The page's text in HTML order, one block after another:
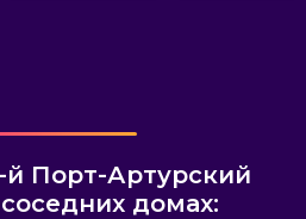
й Порт-Артурский
домах: